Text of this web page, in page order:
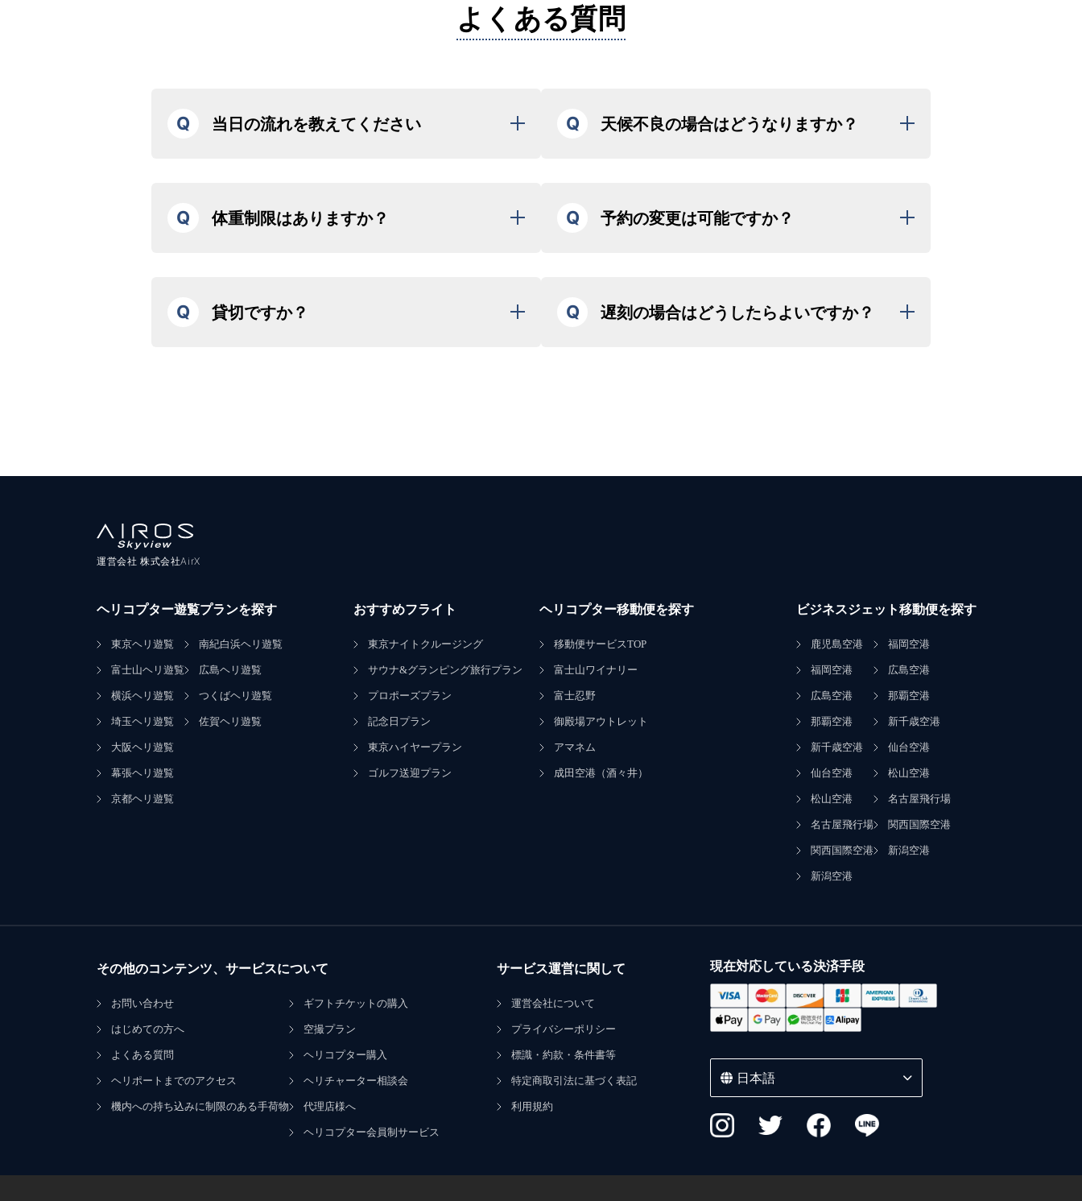
よくある質問
Q 当日の流れを教えてください
②集合時間ちょうどに集合場所までお越しください。（早く着き
すぎると待ち時間が長い可能性がございます。）
⑤フライトをお楽しみいただいた後は記念撮影後すぐに解散とな
ります。
Q 天候不良の場合はどうなりますか？
※一部プラン・ご予約を除く
欠航の場合は、キャンセル料は発生しませんのでご安心ください。
Q 体重制限はありますか？
ロングコースなど例外もございますので、場合によってはお断りす
Q 予約の変更は可能ですか？
旅行予定日の3日前以降はキャンセルポリシーに準じ手数料が発生
いたします。
Q 貸切ですか？ Q 遅刻の場合はどうしたらよいですか？
運営会社 株式会社AirX
ヘリコプター遊覧プランを探す
東京ヘリ遊覧
富士山ヘリ遊覧
横浜ヘリ遊覧
埼玉ヘリ遊覧
大阪ヘリ遊覧
幕張ヘリ遊覧
京都ヘリ遊覧
南紀白浜ヘリ遊覧
広島ヘリ遊覧
つくばヘリ遊覧
佐賀ヘリ遊覧
おすすめフライト
東京ナイトクルージング
サウナ&グランピング旅行プラン
プロポーズプラン
記念日プラン
東京ハイヤープラン
ゴルフ送迎プラン
ヘリコプター移動便を探す
移動便サービスTOP
富士山ワイナリー
富士忍野
御殿場アウトレット
アマネム
成田空港（酒々井）
ビジネスジェット移動便を探す
鹿児島空港
福岡空港
広島空港
那覇空港
新千歳空港
仙台空港
松山空港
名古屋飛行場
関西国際空港
新潟空港
福岡空港
広島空港
那覇空港
新千歳空港
仙台空港
松山空港
名古屋飛行場
関西国際空港
新潟空港
その他のコンテンツ、サービスについて
お問い合わせ
はじめての方へ
よくある質問
ヘリポートまでのアクセス
機内への持ち込みに制限のある手荷物
ギフトチケットの購入
空撮プラン
ヘリコプター購入
ヘリチャーター相談会
代理店様へ
ヘリコプター会員制サービス
サービス運営に関して
運営会社について
プライバシーポリシー
標識・約款・条件書等
特定商取引法に基づく表記
利用規約
現在対応している決済手段
日本語